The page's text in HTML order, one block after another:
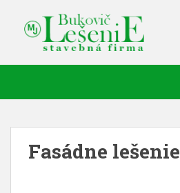
Fasádne lešenie